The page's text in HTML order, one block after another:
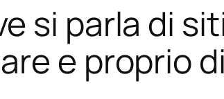
si parla di
e proprio